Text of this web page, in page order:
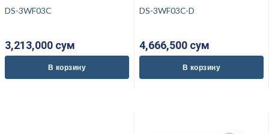
DS-3WF03C
3,213,000 cум
В корзину
DS-3WF03C-D
4,666,500 cум
В корзину